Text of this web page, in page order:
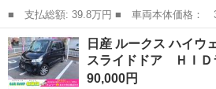
■ 支払総額: 39.8万円 ■ 車両本体価格： 326,000 円 ■ メーカー
名： 日産 ■ 車種名： モコ ■ グレード
付ＣＤ一体ＡＭ／ＦＭラジオ＋バックビュ
ュスタート ...
広島 安芸高田市 モコ
日産 ルークス ハイ
スライドドア ＨＩ
90,000円